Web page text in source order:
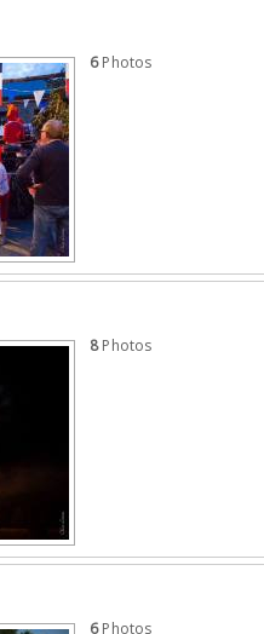
6Photos
8Photos
6Photos